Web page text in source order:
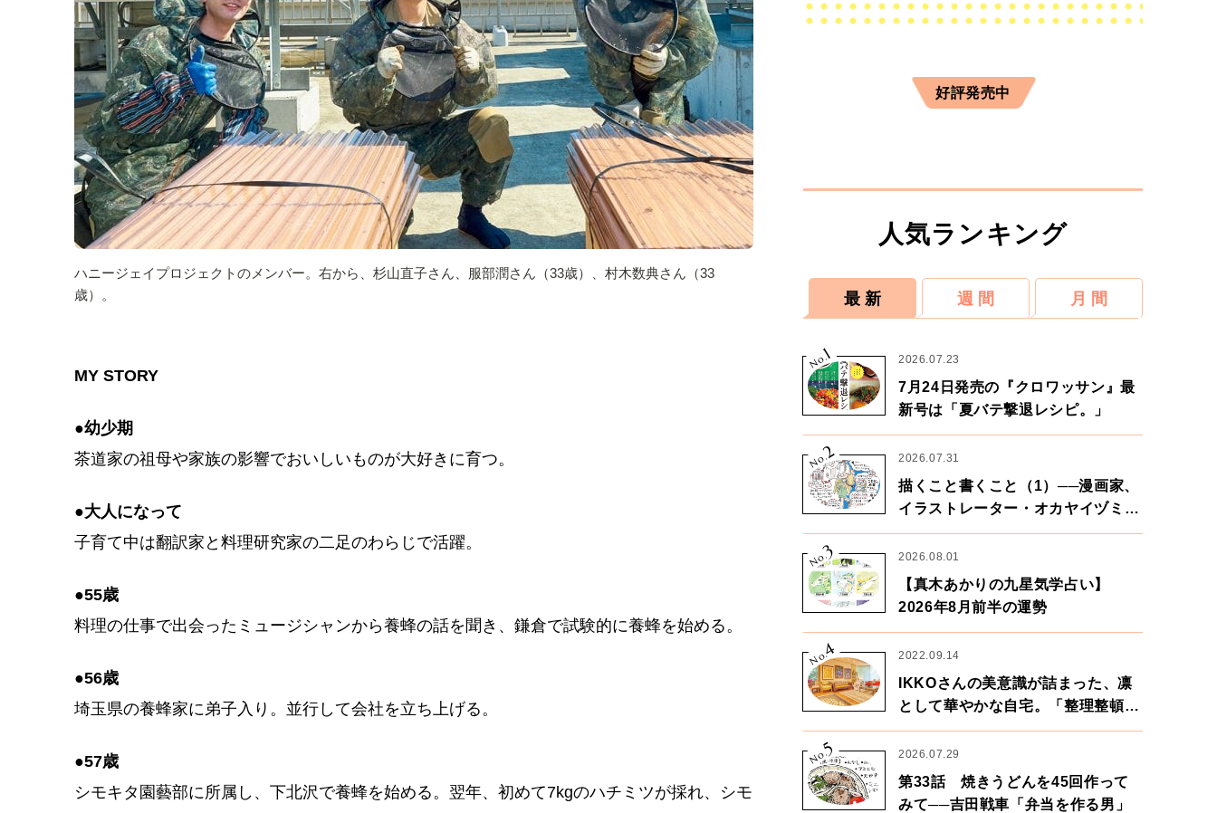
ハニージェイプロジェクトのメンバー。右から、杉山直子さん、服部潤さん（33歳）、村木数典さん（33
歳）。
MY STORY
●幼少期
茶道家の祖母や家族の影響でおいしいものが大好きに育つ。
●大人になって
子育て中は翻訳家と料理研究家の二足のわらじで活躍。
●55歳
料理の仕事で出会ったミュージシャンから養蜂の話を聞き、鎌倉で試験的に養蜂を始める。
●56歳
埼玉県の養蜂家に弟子入り。並行して会社を立ち上げる。
●57歳
シモキタ園藝部に所属し、下北沢で養蜂を始める。翌年、初めて7kgのハチミツが採れ、シモ
好評発売中
人気ランキング
最 新 週 間 月 間
No.
1 2026.07.23
7月24日発売の『クロワッサン』最
新号は「夏バテ撃退レシピ。」
No.2 2026.07.31
描くこと書くこと（1）──漫画家、
イラストレーター・オカヤイヅミさ
ん×漫画家・鶴谷香央理さん
No.
3 2026.08.01
【真木あかりの九星気学占い】
2026年8月前半の運勢
No.
4 2022.09.14
IKKOさんの美意識が詰まった、凛
として華やかな自宅。「整理整頓は
心のリズムが乱されないための作
業」。
No.
5 2026.07.29
第33話 焼きうどんを45回作って
みて──吉田戦車「弁当を作る男」